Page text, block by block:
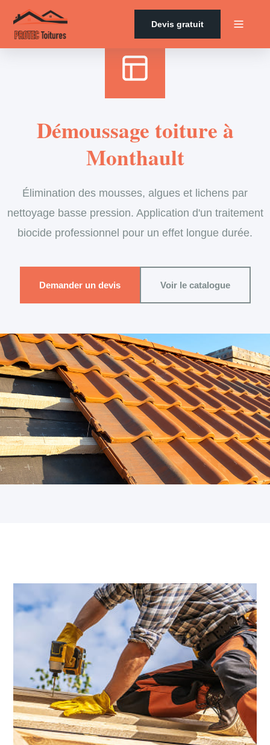
Devis gratuit
Démoussage toiture à
Monthault
Élimination des mousses, algues et lichens par
nettoyage basse pression. Application d'un traitement
biocide professionnel pour un effet longue durée.
Demander un devis Voir le catalogue